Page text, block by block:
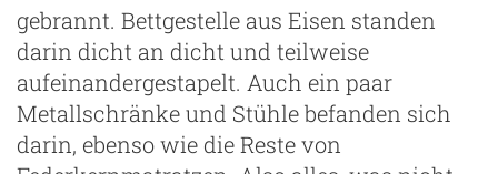
gebrannt. Bettgestelle aus Eisen standen
darin dicht an dicht und teilweise
aufeinandergestapelt. Auch ein paar
Metallschränke und Stühle befanden sich
darin, ebenso wie die Reste von